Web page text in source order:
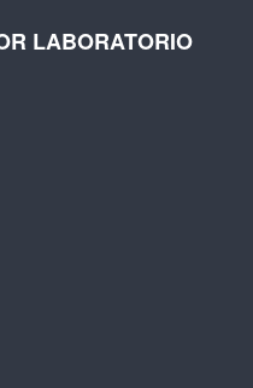
LABORATORIO